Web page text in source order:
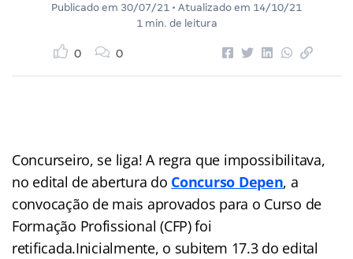
Publicado em 30/07/21 • Atualizado em 14/10/21
1 min. de leitura
0 0
Concurseiro, se liga! A regra que impossibilitava,
no edital de abertura do Concurso Depen, a
convocação de mais aprovados para o Curso de
Formação Profissional (CFP) foi
retificada.Inicialmente, o subitem 17.3 do edital